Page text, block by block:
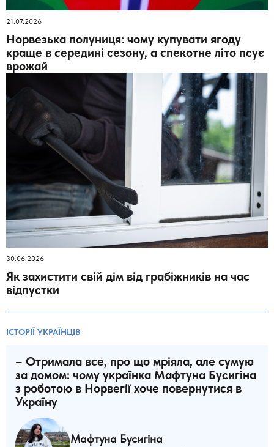
21.07.2026
Норвезька полуниця: чому купувати ягоду
краще в середині сезону, а спекотне літо псує
врожай
30.06.2026
Як захистити свій дім від грабіжників на час
відпустки
ІСТОРІЇ УКРАЇНЦІВ
– Отримала все, про що мріяла, але сумую
за домом: чому українка Мафтуна Бусигіна
з роботою в Норвегії хоче повернутися в
Україну
Мафтуна Бусигіна